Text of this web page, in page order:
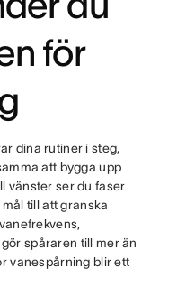
för
dina rutiner i steg,
att bygga upp
vänster ser du faser
till att granska
spåraren till mer än
vanespårning blir ett